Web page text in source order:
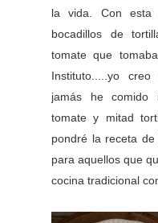
la vida. Con esta
bocadillos de
tomate que
Instituto.....yo
jamás he comido
tomate y mitad
pondré la receta
para aquellos que
cocina tradicional